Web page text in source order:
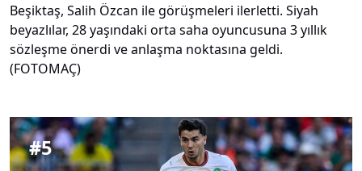
Beşiktaş, Salih Özcan ile görüşmeleri ilerletti. Siyah
beyazlılar, 28 yaşındaki orta saha oyuncusuna 3 yıllık
sözleşme önerdi ve anlaşma noktasına geldi.
(FOTOMAÇ)
#5